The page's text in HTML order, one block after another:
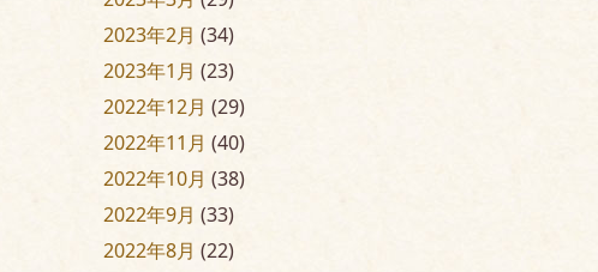
2023年2月 (34)
2023年1月 (23)
2022年12月 (29)
2022年11月 (40)
2022年10月 (38)
2022年9月 (33)
2022年8月 (22)